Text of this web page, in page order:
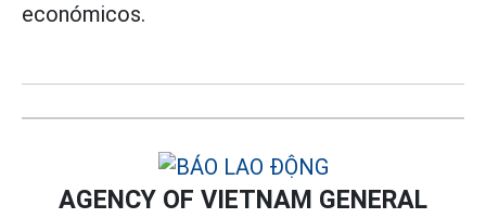
económicos.
AGENCY OF VIETNAM GENERAL